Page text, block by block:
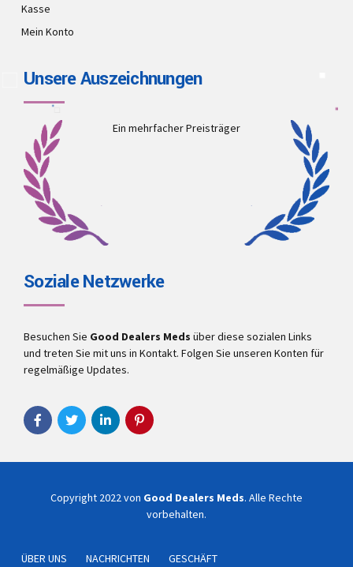
Kasse
Mein Konto
Unsere Auszeichnungen
Ein mehrfacher Preisträger
Soziale Netzwerke
Besuchen Sie Good Dealers Meds über diese sozialen Links
und treten Sie mit uns in Kontakt. Folgen Sie unseren Konten für
regelmäßige Updates.
Copyright 2022 von Good Dealers Meds. Alle Rechte
vorbehalten.
ÜBER UNS NACHRICHTEN GESCHÄFT